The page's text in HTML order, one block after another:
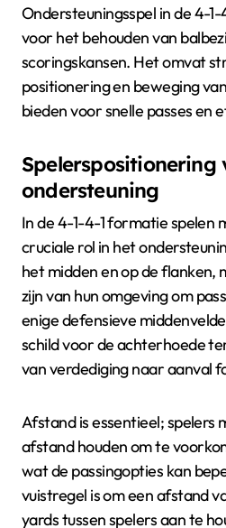
Ondersteuningsspel in de 4-
voor het behouden van
scoringskansen. Het omvat
positionering en beweging
bieden voor snelle passes en
Spelerspositionering
ondersteuning
In de 4-1-4-1 formatie spelen
cruciale rol in het
het midden en op de flanken,
zijn van hun omgeving om
enige defensieve
schild voor de achterhoede
van verdediging naar aanval
Afstand is essentieel; spelers
afstand houden om te
wat de passingopties kan
vuistregel is om een afstand
yards tussen spelers aan te